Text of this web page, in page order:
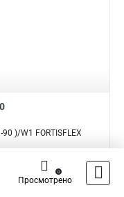
)/W1 FORTISFLEX
Сравнить
Просмотрено
0